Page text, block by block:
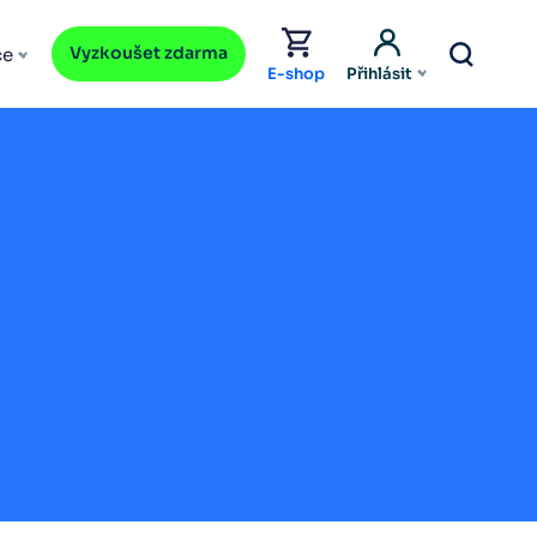
Vyzkoušet zdarma
E-shop Přihlásit